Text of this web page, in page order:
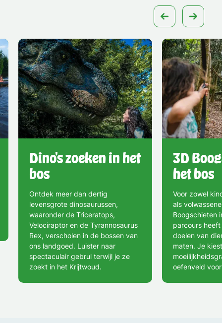
Dino's zoeken in het
bos
Ontdek meer dan dertig
levensgrote dinosaurussen,
waaronder de Triceratops,
Velociraptor en de Tyrannosaurus
Rex, verscholen in de bossen van
ons landgoed. Luister naar
spectaculair gebrul terwijl je ze
zoekt in het Krijtwoud.
3D
het bos
Voor zowel
als
Boogschieten
parcours
doelen van
maten. Je
oefenveld